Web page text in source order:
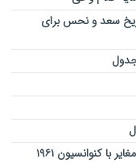
قمر در عقرب تیرماه ۱۴۰۴ | تاریخ سعد و نحس برای
حمایت اتحادیه اروپا ازتخلف ماموران فرانسوی مغایر با کنوانسیون ۱۹۶۱